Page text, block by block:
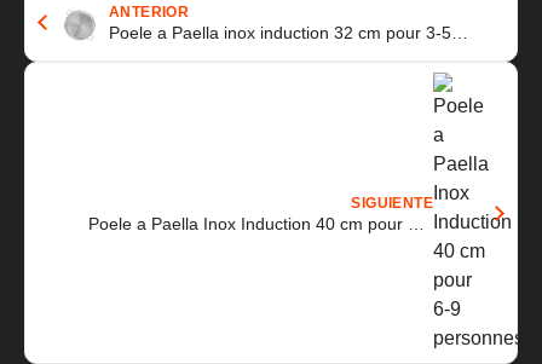
ANTERIOR
Poele a Paella inox induction 32 cm pour 3-5
SIGUIENTE
Poele a Paella Inox Induction 40 cm pour 6-9